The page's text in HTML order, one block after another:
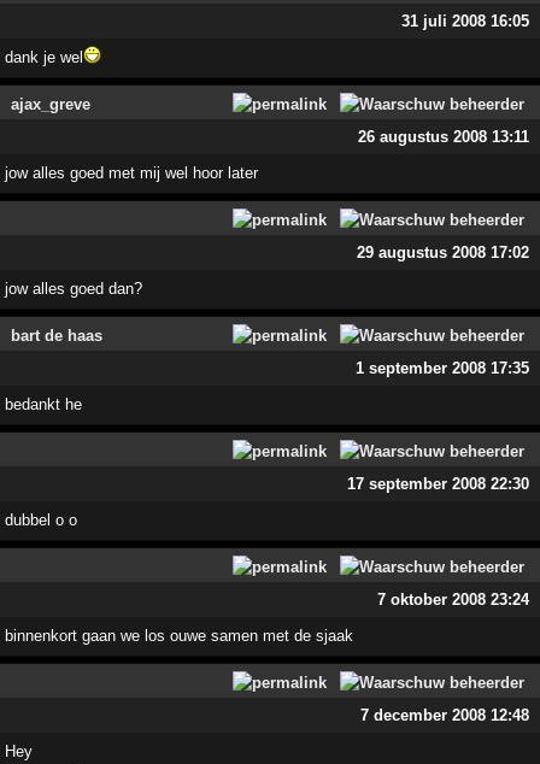
31 juli 2008 16:05
dank je wel
ajax_greve
26 augustus 2008 13:11
jow alles goed met mij wel hoor later
29 augustus 2008 17:02
jow alles goed dan?
bart de haas
1 september 2008 17:35
bedankt he
17 september 2008 22:30
dubbel o o
7 oktober 2008 23:24
binnenkort gaan we los ouwe samen met de sjaak
7 december 2008 12:48
Hey